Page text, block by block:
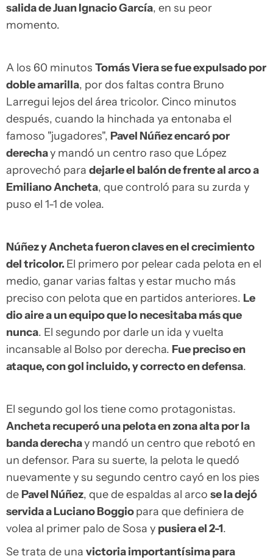
salida de Juan Ignacio García, en su peor
momento.
A los 60 minutos Tomás Viera se fue expulsado por
doble amarilla, por dos faltas contra Bruno
Larregui lejos del área tricolor. Cinco minutos
después, cuando la hinchada ya entonaba el
famoso "jugadores", Pavel Núñez encaró por
derechay mandó un centro raso que López
aprovechó para dejarle el balón de frente al arco a
Emiliano Ancheta, que controló para su zurda y
puso el 1-1 de volea.
Núñez y Ancheta fueron claves en el crecimiento
del tricolor. El primero por pelear cada pelota en el
medio, ganar varias faltas y estar mucho más
preciso con pelota que en partidos anteriores. Le
dio aire a un equipo que lo necesitaba más que
nunca. El segundo por darle un ida y vuelta
incansable al Bolso por derecha. Fue preciso en
ataque, con gol incluido, y correcto en defensa.
El segundo gol los tiene como protagonistas.
Ancheta recuperó una pelota en zona alta por la
banda derechay mandó un centro que rebotó en
un defensor. Para su suerte, la pelota le quedó
nuevamente y su segundo centro cayó en los pies
de Pavel Núñez, que de espaldas al arco se la dejó
servida a Luciano Boggiopara que definiera de
volea al primer palo de Sosa y pusiera el 2-1.
Se trata de una victoria importantísima para